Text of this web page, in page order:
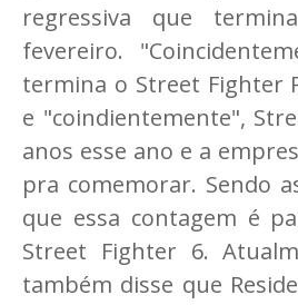
regressiva que
fevereiro.
termina o Street Fighter
e "coindientemente",
anos esse ano e a
pra comemorar. Sendo
que essa contagem é
Street Fighter 6.
também disse que